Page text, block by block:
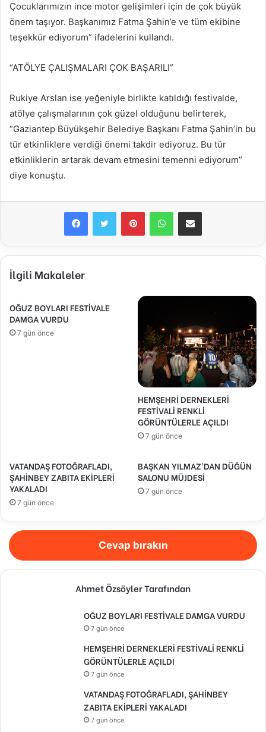
Çocuklarımızın ince motor gelişimleri için de çok büyük
önem taşıyor. Başkanımız Fatma Şahin’e ve tüm ekibine
teşekkür ediyorum” ifadelerini kullandı.
“ATÖLYE ÇALIŞMALARI ÇOK BAŞARILI”
Rukiye Arslan ise yeğeniyle birlikte katıldığı festivalde,
atölye çalışmalarının çok güzel olduğunu belirterek,
“Gaziantep Büyükşehir Belediye Başkanı Fatma Şahin’in bu
tür etkinliklere verdiği önemi takdir ediyoruz. Bu tür
etkinliklerin artarak devam etmesini temenni ediyorum”
diye konuştu.
FacebookTwitter PinterestWhatsAppE-Posta ile paylaş
İlgili Makaleler
OĞUZ BOYLARI FESTİVALE
DAMGA VURDU
7 gün önce
HEMŞEHRİ DERNEKLERİ
FESTİVALİ RENKLİ
GÖRÜNTÜLERLE AÇILDI
7 gün önce
VATANDAŞ FOTOĞRAFLADI,
ŞAHİNBEY ZABITA EKİPLERİ
YAKALADI
7 gün önce
BAŞKAN YILMAZ’DAN DÜĞÜN
SALONU MÜJDESİ
7 gün önce
Cevap bırakın
Ahmet Özsöyler Tarafından
OĞUZ BOYLARI FESTİVALE DAMGA VURDU
7 gün önce
HEMŞEHRİ DERNEKLERİ FESTİVALİ RENKLİ
GÖRÜNTÜLERLE AÇILDI
7 gün önce
VATANDAŞ FOTOĞRAFLADI, ŞAHİNBEY
ZABITA EKİPLERİ YAKALADI
7 gün önce